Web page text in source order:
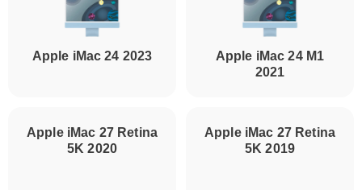
Apple iMac 24 2023
Apple iMac 24 M1
2021
Apple iMac 27 Retina
5K 2019